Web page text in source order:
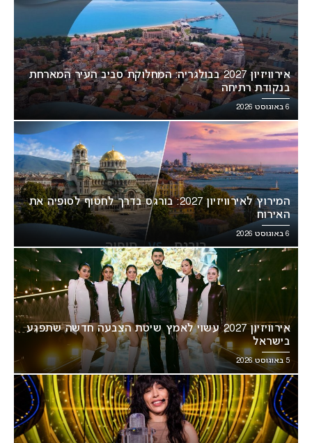
אירוויזיון 2027 בבולגריה: המחלוקת סביב העיר המארחת
בנקודת רתיחה
6 באוגוסט 2026
המירוץ לאירוויזיון 2027: בורגס בדרך לחטוף לסופיה את
האירוח
6 באוגוסט 2026
אירוויזיון 2027 עשוי לאמץ שיטת הצבעה חדשה שתפגע
בישראל
5 באוגוסט 2026